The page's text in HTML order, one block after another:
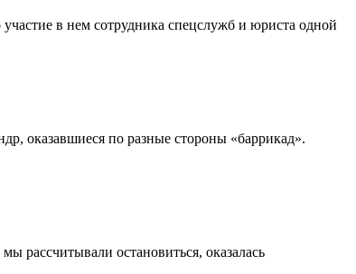
в нем сотрудника спецслужб и юриста одной
оказавшиеся по разные стороны «баррикад».
рассчитывали остановиться, оказалась